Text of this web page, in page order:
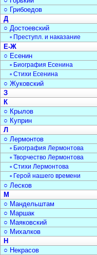
○ Грибоедов
Д
○ Достоевский
▫ Преступл. и наказание
Е-Ж
○ Есенин
▫ Биография Есенина
▫ Стихи Есенина
○ Жуковский
З
К
○ Крылов
○ Куприн
Л
○ Лермонтов
▫ Биография Лермонтова
▫ Творчество Лермонтова
▫ Стихи Лермонтова
▫ Герой нашего времени
○ Лесков
М
○ Мандельштам
○ Маршак
○ Маяковский
○ Михалков
Н
○ Некрасов